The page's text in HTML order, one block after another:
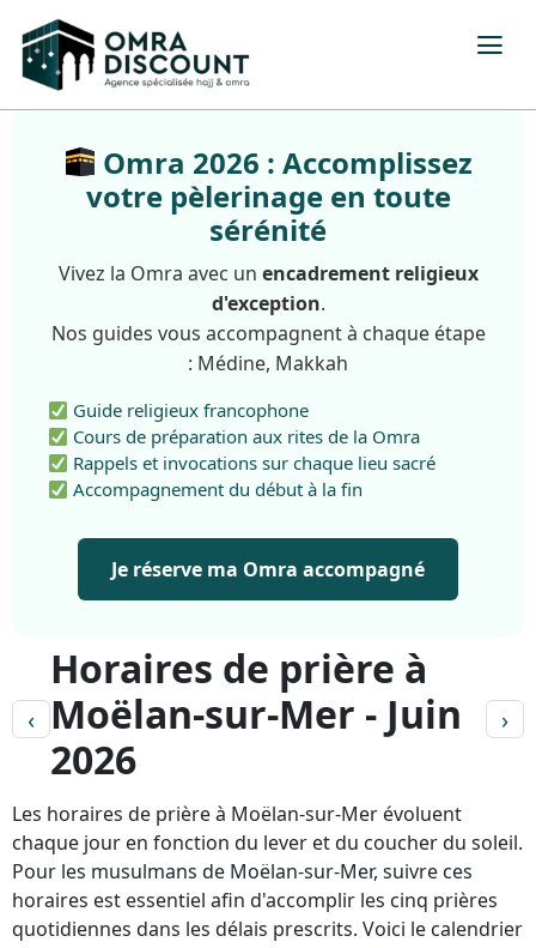
Omra 2026 : Accomplissez
votre pèlerinage en toute
sérénité
Vivez la Omra avec un encadrement religieux
d'exception.
Nos guides vous accompagnent à chaque étape
: Médine, Makkah
Guide religieux francophone
Cours de préparation aux rites de la Omra
Rappels et invocations sur chaque lieu sacré
Accompagnement du début à la fin
Je réserve ma Omra accompagné
‹
Horaires de prière à
Moëlan-sur-Mer - Juin
2026
›
Les horaires de prière à Moëlan-sur-Mer évoluent
chaque jour en fonction du lever et du coucher du soleil.
Pour les musulmans de Moëlan-sur-Mer, suivre ces
horaires est essentiel afin d'accomplir les cinq prières
quotidiennes dans les délais prescrits. Voici le calendrier